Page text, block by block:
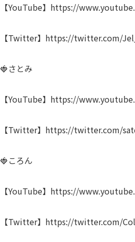
【YouTube】https://
【Twitter】https://twitter.com/
🍓さとみ
【YouTube】https://
【Twitter】https://twitter.com/
🍓ころん
【YouTube】https://
【Twitter】https://twitter.com/